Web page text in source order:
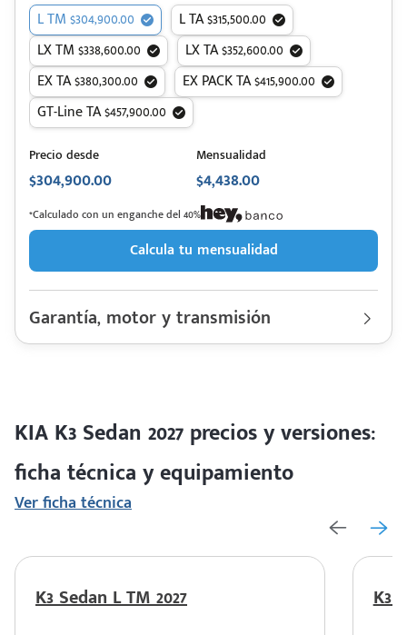
L TM $304,900.00
L TA $315,500.00
LX TM $338,600.00
LX TA $352,600.00
EX TA $380,300.00
EX PACK TA $415,900.00
GT-Line TA $457,900.00
Precio desde
$304,900.00
Mensualidad
$4,438.00
*Calculado con un enganche del 40%
Calcula tu mensualidad
Garantía, motor y transmisión
Colores disponibles
KIA K3 Sedan 2027 precios y versiones:
ficha técnica y equipamiento
Ver ficha técnica
K3 Sedan L TM 2027 K3